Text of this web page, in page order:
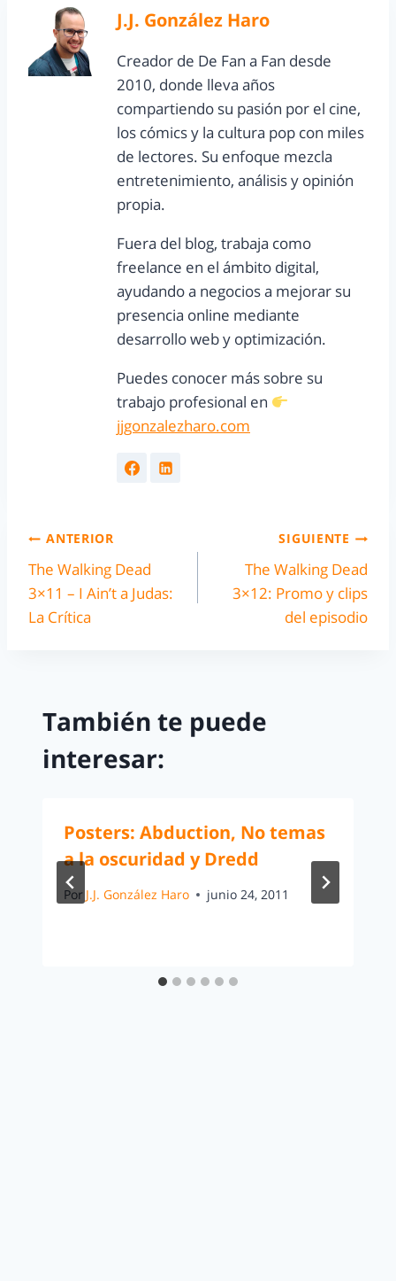
J.J. González Haro
Creador de De Fan a Fan desde
2010, donde lleva años
compartiendo su pasión por el cine,
los cómics y la cultura pop con miles
de lectores. Su enfoque mezcla
entretenimiento, análisis y opinión
propia.
Fuera del blog, trabaja como
freelance en el ámbito digital,
ayudando a negocios a mejorar su
presencia online mediante
desarrollo web y optimización.
Puedes conocer más sobre su
trabajo profesional en
jjgonzalezharo.com
ANTERIOR
The Walking Dead
3×11 – I Ain’t a Judas:
La Crítica
SIGUIENTE
The Walking Dead
3×12: Promo y clips
del episodio
También te puede
interesar:
Posters: Abduction, No temas
a la oscuridad y Dredd
Por J.J. González Haro junio 24, 2011